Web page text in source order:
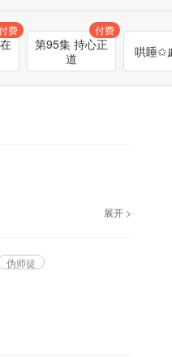
费
第95集 持心正
道
付费
哄睡✩
每日20点更新，欢迎收听~
展开 >
伪师徒